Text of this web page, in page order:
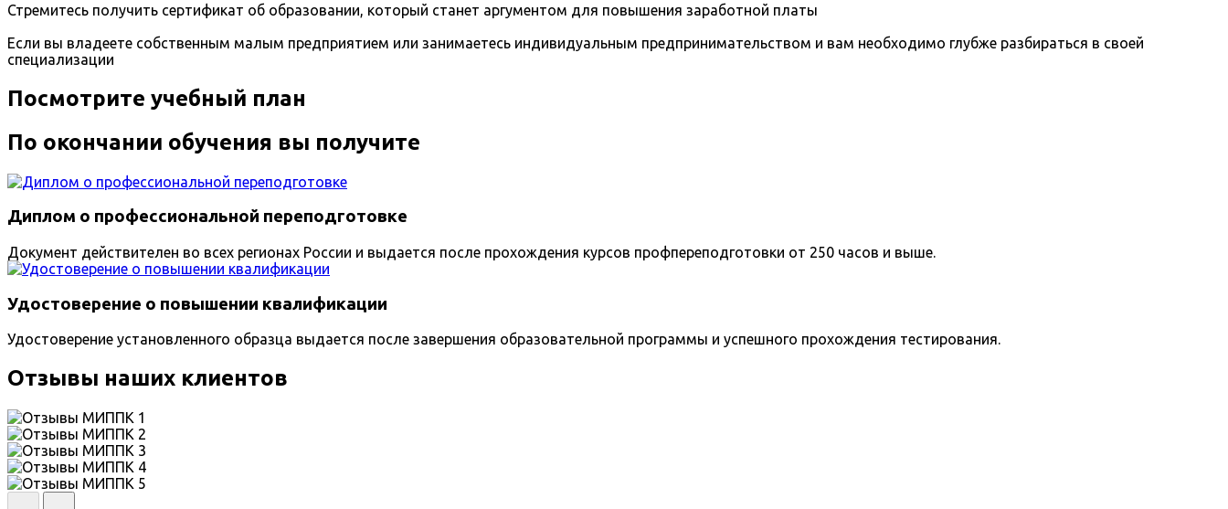
Стремитесь получить сертификат об образовании, который станет аргументом для повышения заработной платы
Если вы владеете собственным малым предприятием или занимаетесь индивидуальным предпринимательством и вам необходимо глубже разбираться в своей
специализации
Посмотрите учебный план
По окончании обучения вы получите
Диплом о профессиональной переподготовке
Документ действителен во всех регионах России и выдается после прохождения курсов профпереподготовки от 250 часов и выше.
Удостоверение о повышении квалификации
Удостоверение установленного образца выдается после завершения образовательной программы и успешного прохождения тестирования.
Отзывы наших клиентов